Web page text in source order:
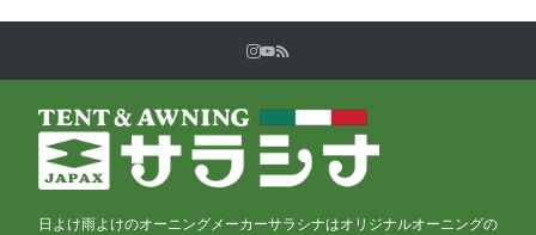
日よけ雨よけのオーニングメーカーサラシナはオリジナルオーニングの